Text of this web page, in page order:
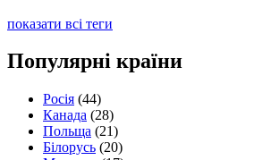
показати всі теги
Популярні країни
Росія (44)
Канада (28)
Польща (21)
Білорусь (20)